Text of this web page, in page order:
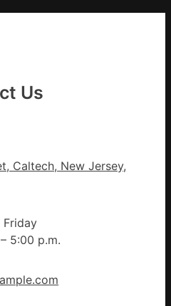
宮
Us
Caltech, New Jersey,
Friday
5:00 p.m.